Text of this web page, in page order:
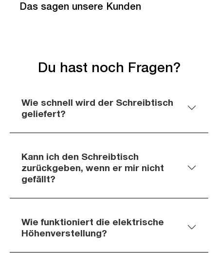
Das sagen unsere Kunden
Du hast noch Fragen?
Wie schnell wird der Schreibtisch
geliefert?
Kann ich den Schreibtisch
zurückgeben, wenn er mir nicht
gefällt?
Wie funktioniert die elektrische
Höhenverstellung?